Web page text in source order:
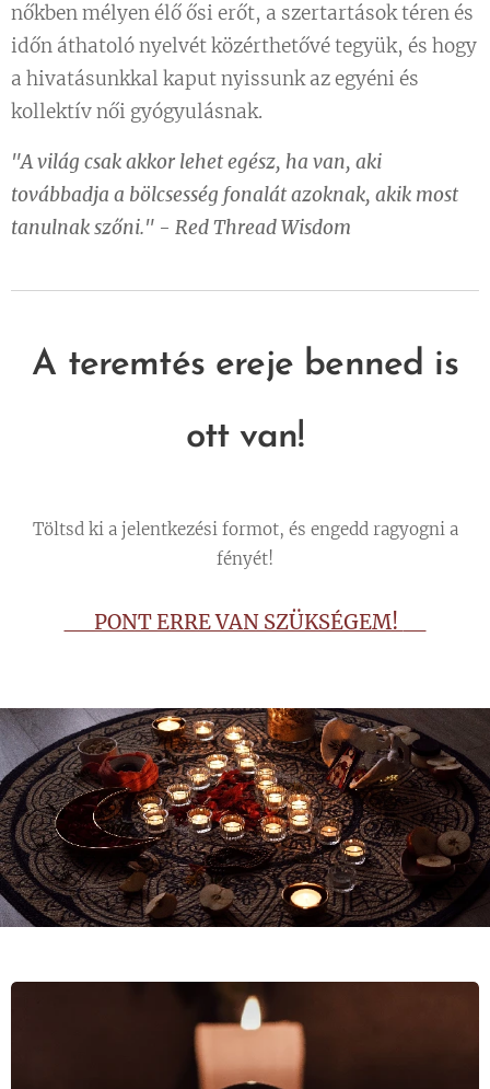
nőkben mélyen élő ősi erőt, a szertartások téren és
időn áthatoló nyelvét közérthetővé tegyük, és hogy
a hivatásunkkal kaput nyissunk az egyéni és
kollektív női gyógyulásnak.
"A világ csak akkor lehet egész, ha van, aki
továbbadja a bölcsesség fonalát azoknak, akik most
tanulnak szőni." - Red Thread Wisdom
A teremtés ereje benned is
ott van!
Töltsd ki a jelentkezési formot, és engedd ragyogni a
fényét!
👉 PONT ERRE VAN SZÜKSÉGEM!